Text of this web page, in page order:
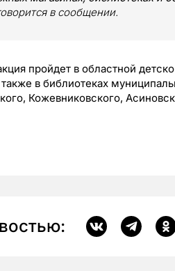
в сообщении.
пройдет в областной
в библиотеках
Кожевниковского,